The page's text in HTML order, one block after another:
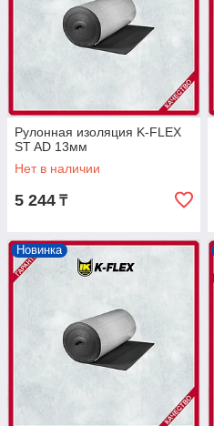
Рулонная изоляция K-FLEX
ST AD 13мм
Нет в наличии
5 244 ₸
Новинка